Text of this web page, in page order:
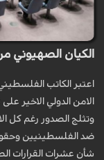
الكيان الصهيوني
اعتبر الكاتب
الامن الدولي الاخير
ضد الفلسطينيين
شأن عشرات القرارات